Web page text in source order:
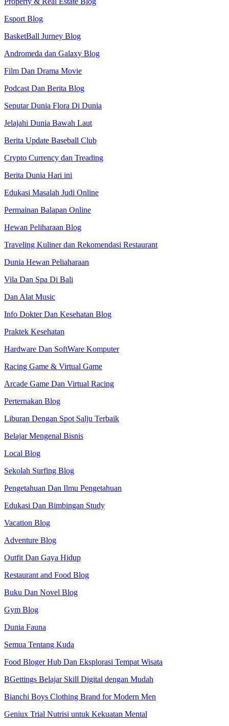
Esport Blog
BasketBall Jurney Blog
Andromeda dan Galaxy Blog
Film Dan Drama Movie
Podcast Dan Berita Blog
Seputar Dunia Flora Di Dunia
Jelajahi Dunia Bawah Laut
Berita Update Baseball Club
Crypto Currency dan Treading
Berita Dunia Hari ini
Edukasi Masalah Judi Online
Permainan Balapan Online
Hewan Peliharaan Blog
Traveling Kuliner dan Rekomendasi Restaurant
Dunia Hewan Peliaharaan
Vila Dan Spa Di Bali
Dan Alat Music
Info Dokter Dan Kesehatan Blog
Praktek Kesehatan
Hardware Dan SoftWare Komputer
Racing Game & Virtual Game
Arcade Game Dan Virtual Racing
Perternakan Blog
Liburan Dengan Spot Salju Terbaik
Belajar Mengenal Bisnis
Local Blog
Sekolah Surfing Blog
Pengetahuan Dan Ilmu Pengetahuan
Edukasi Dan Bimbingan Study
Vacation Blog
Adventure Blog
Outfit Dan Gaya Hidup
Restaurant and Food Blog
Buku Dan Novel Blog
Gym Blog
Dunia Fauna
Semua Tentang Kuda
Food Bloger Hub Dan Eksplorasi Tempat Wisata
BGettings Belajar Skill Digital dengan Mudah
Bianchi Boys Clothing Brand for Modern Men
Geniux Trial Nutrisi untuk Kekuatan Mental